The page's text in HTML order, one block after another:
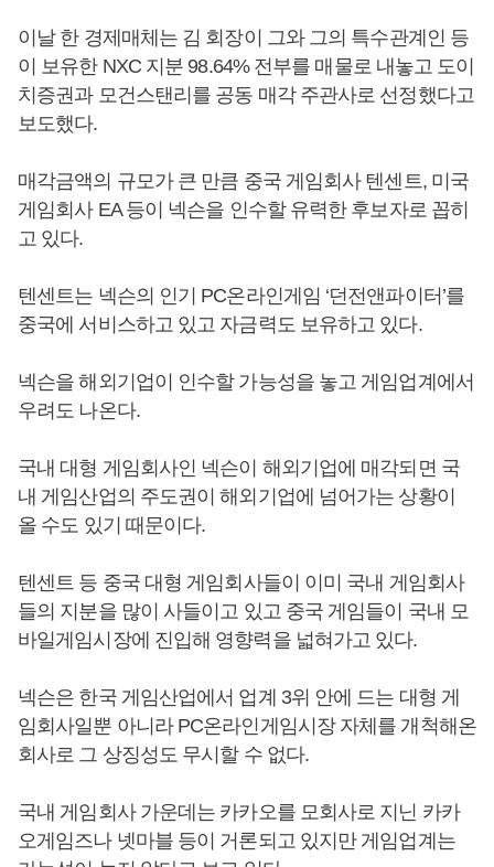
이날 한 경제매체는 김 회장이 그와 그의 특수관계인 등
이 보유한 NXC 지분 98.64% 전부를 매물로 내놓고 도이
치증권과 모건스탠리를 공동 매각 주관사로 선정했다고
보도했다.
매각금액의 규모가 큰 만큼 중국 게임회사 텐센트, 미국
게임회사 EA 등이 넥슨을 인수할 유력한 후보자로 꼽히
고 있다.
텐센트는 넥슨의 인기 PC온라인게임 ‘던전앤파이터’를
중국에 서비스하고 있고 자금력도 보유하고 있다.
넥슨을 해외기업이 인수할 가능성을 놓고 게임업계에서
우려도 나온다.
국내 대형 게임회사인 넥슨이 해외기업에 매각되면 국
내 게임산업의 주도권이 해외기업에 넘어가는 상황이
올 수도 있기 때문이다.
텐센트 등 중국 대형 게임회사들이 이미 국내 게임회사
들의 지분을 많이 사들이고 있고 중국 게임들이 국내 모
바일게임시장에 진입해 영향력을 넓혀가고 있다.
넥슨은 한국 게임산업에서 업계 3위 안에 드는 대형 게
임회사일뿐 아니라 PC온라인게임시장 자체를 개척해온
회사로 그 상징성도 무시할 수 없다.
국내 게임회사 가운데는 카카오를 모회사로 지닌 카카
오게임즈나 넷마블 등이 거론되고 있지만 게임업계는